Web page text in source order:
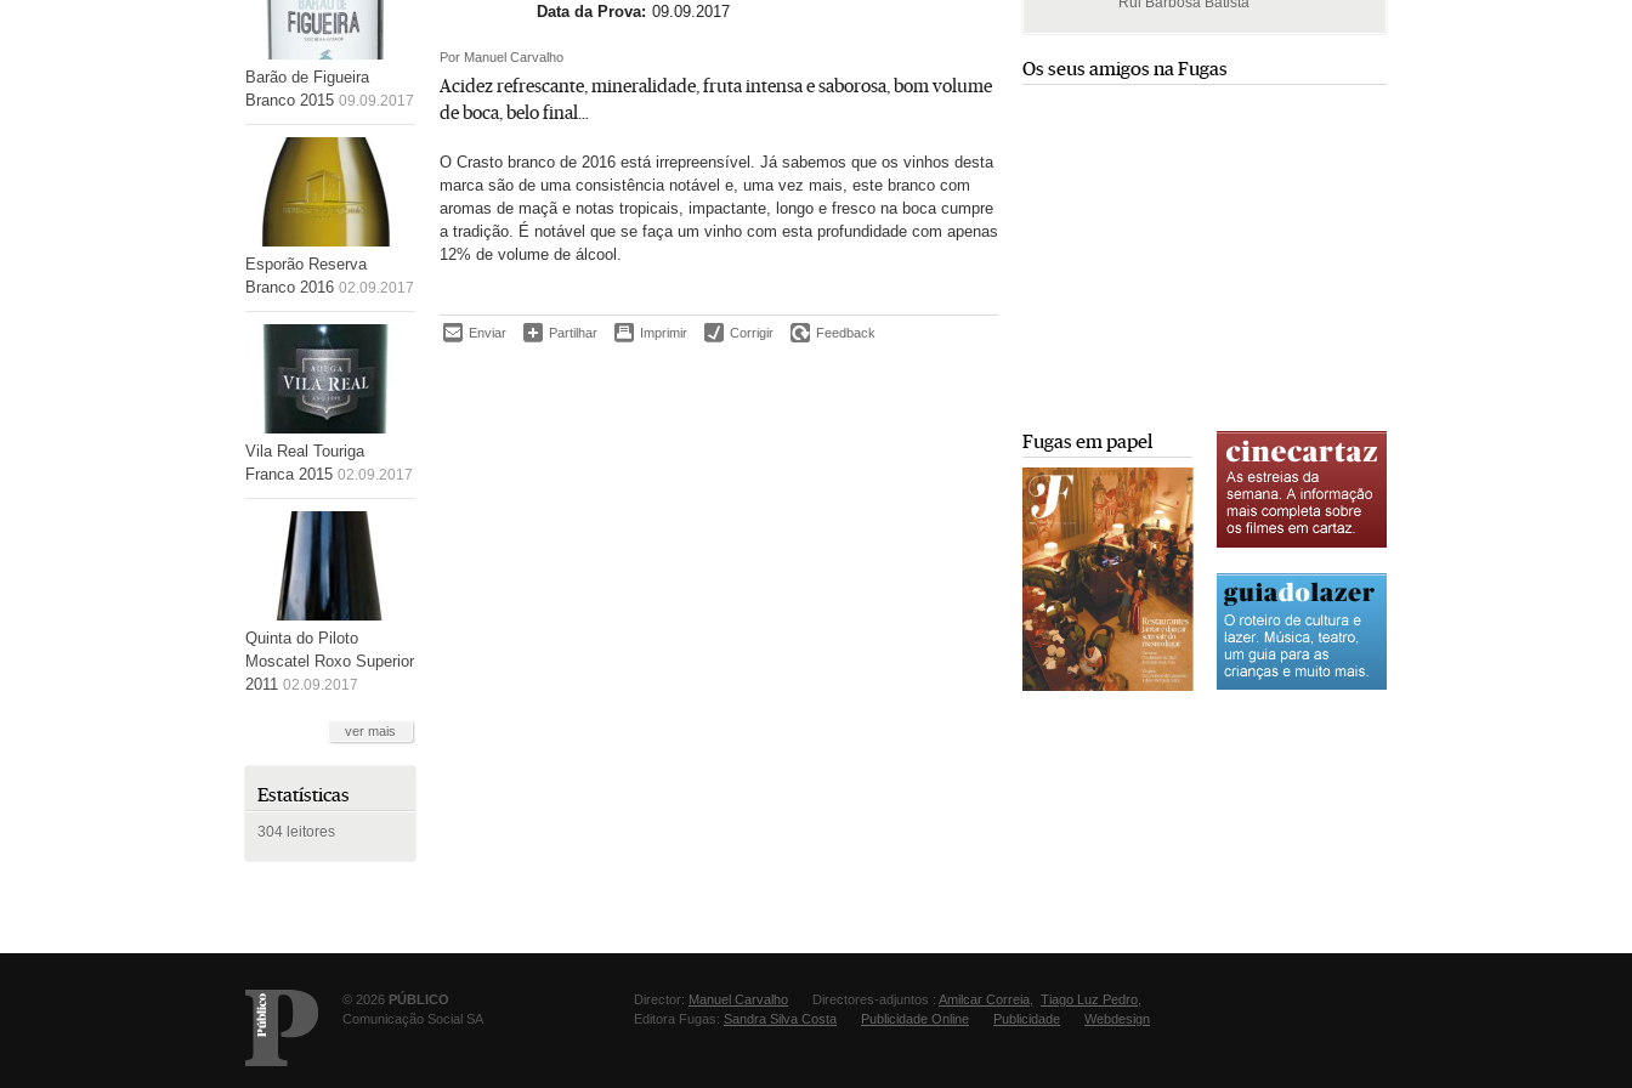
Barão de Figueira
Branco 2015 09.09.2017
Esporão Reserva
Branco 2016 02.09.2017
Vila Real Touriga
Franca 2015 02.09.2017
Quinta do Piloto
Moscatel Roxo Superior
2011 02.09.2017
ver mais
Estatísticas
304 leitores
Data da Prova: 09.09.2017
Por Manuel Carvalho
Acidez refrescante, mineralidade, fruta intensa e saborosa, bom volume
de boca, belo final…
O Crasto branco de 2016 está irrepreensível. Já sabemos que os vinhos desta
marca são de uma consistência notável e, uma vez mais, este branco com
aromas de maçã e notas tropicais, impactante, longo e fresco na boca cumpre
a tradição. É notável que se faça um vinho com esta profundidade com apenas
12% de volume de álcool.
Enviar Partilhar Imprimir Corrigir Feedback
Os seus amigos na Fugas
Fugas em papel
© 2026 PÚBLICO
Comunicação Social SA
Director: Manuel Carvalho Directores-adjuntos : Amilcar Correia Tiago Luz Pedro
Editora Fugas: Sandra Silva Costa Publicidade Online Publicidade Webdesign